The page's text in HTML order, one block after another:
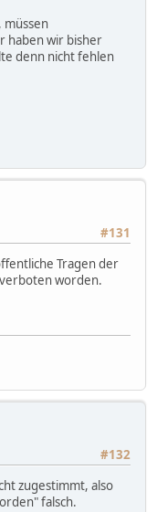
müssen
haben wir bisher
denn nicht fehlen
#131
Tragen der
worden.
#132
zugestimmt, also
falsch.